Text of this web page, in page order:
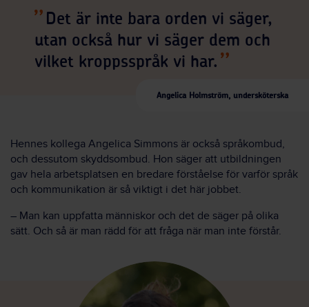
Det är inte bara orden vi säger,
utan också hur vi säger dem och
vilket kroppsspråk vi har.
Angelica Holmström, undersköterska
Hennes kollega Angelica Simmons är också språkombud,
och dessutom skyddsombud. Hon säger att utbildningen
gav hela arbetsplatsen en bredare förståelse för varför språk
och kommunikation är så viktigt i det här jobbet.
– Man kan uppfatta människor och det de säger på olika
sätt. Och så är man rädd för att fråga när man inte förstår.